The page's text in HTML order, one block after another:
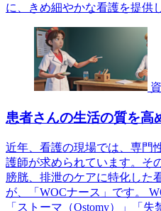
に、きめ細やかな看護を提供
患者さんの生活の質を高
近年、看護の現場では、専門
護師が求められています。そ
膀胱、排泄のケアに特化した
が、「WOCナース」です。
「ストーマ（Ostomy）」「